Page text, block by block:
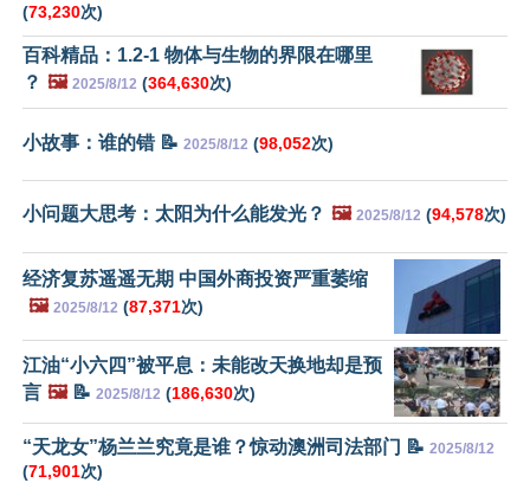
(73,230次)
百科精品：1.2-1 物体与生物的界限在哪里
？ 🖼️ 2025/8/12 (364,630次)
小故事：谁的错 📝 2025/8/12 (98,052次)
小问题大思考：太阳为什么能发光？ 🖼️ 2025/8/12 (94,578次)
经济复苏遥遥无期 中国外商投资严重萎缩
🖼️ 2025/8/12 (87,371次)
江油“小六四”被平息：未能改天换地却是预
言 🖼️📝 2025/8/12 (186,630次)
“天龙女”杨兰兰究竟是谁？惊动澳洲司法部门 📝 2025/8/12
(71,901次)